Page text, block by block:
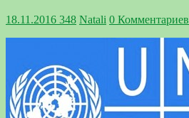
18.11.2016 348 Natali 0 Комментариев